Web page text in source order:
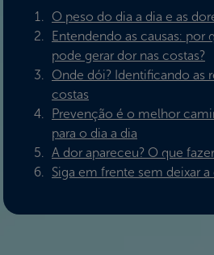
O peso do dia a dia e as
Entendendo as causas: por
pode gerar dor nas costas?
Onde dói? Identificando as
costas
Prevenção é o melhor
para o dia a dia
A dor apareceu? O que
Siga em frente sem deixar a